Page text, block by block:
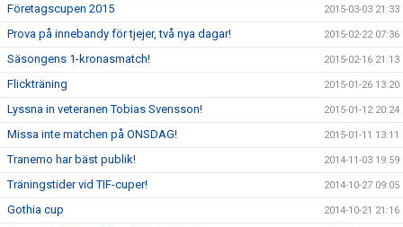
Företagscupen 2015 2015-03-03 21:33
Prova på innebandy för tjejer, två nya dagar! 2015-02-22 07:36
Säsongens 1-kronasmatch! 2015-02-16 21:13
Flickträning 2015-01-26 13:20
Lyssna in veteranen Tobias Svensson! 2015-01-12 20:24
Missa inte matchen på ONSDAG! 2015-01-11 13:11
Tranemo har bäst publik! 2014-11-03 19:59
Träningstider vid TIF-cuper! 2014-10-27 09:05
Gothia cup 2014-10-21 21:16